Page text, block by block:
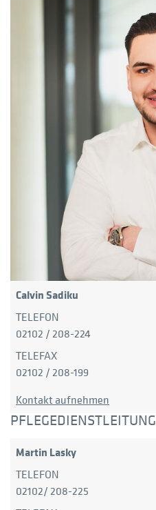
Calvin Sadiku
TELEFON
02102 / 208-224
TELEFAX
02102 / 208-199
Kontakt aufnehmen
PFLEGEDIENSTLEITUNG
Martin Lasky
TELEFON
02102/ 208-225